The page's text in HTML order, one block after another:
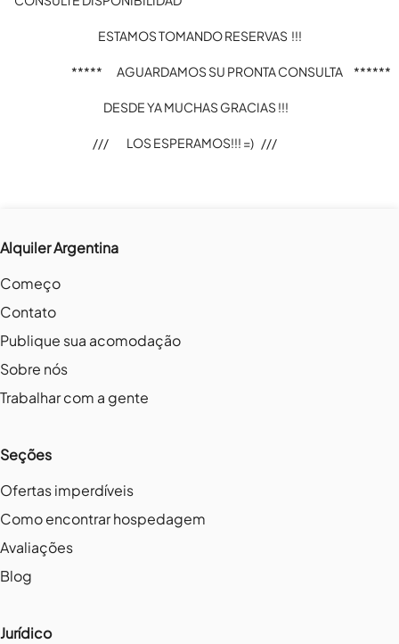
                                            ///          LOS ESPERAMOS!!! =)    ///
Alquiler Argentina
Começo
Contato
Publique sua acomodação
Sobre nós
Trabalhar com a gente
Seções
Ofertas imperdíveis
Como encontrar hospedagem
Avaliações
Blog
Jurídico